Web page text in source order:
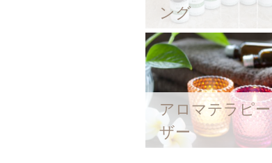
ング
アロマテラピ
ザー